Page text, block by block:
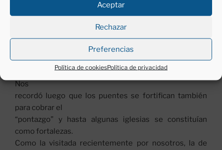
Aceptar
Rechazar
Preferencias
Política de cookiesPolítica de privacidad
inscripción que pone de manifiesto la ideología de la
al mundo romano, al reconquistador y a la monarquía.
Nos
recordó luego que los puentes se fortifican también
para cobrar el
“pontazgo” y hasta algunas iglesias se constituían
como fortalezas.
Como la visitada recientemente por nosotros, la de